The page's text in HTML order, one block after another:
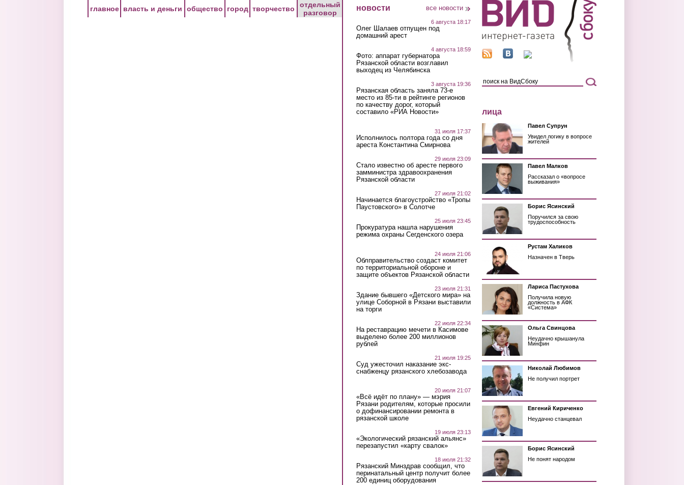
главное власть и деньги общество город творчество
отдельный
разговор
новости все новости
6 августа 18:17
Олег Шалаев отпущен под
домашний арест
4 августа 18:59
Фото: аппарат губернатора
Рязанской области возглавил
выходец из Челябинска
3 августа 19:36
Рязанская область заняла 73-е
место из 85-ти в рейтинге регионов
по качеству дорог, который
составило «РИА Новости»
31 июля 17:37
Исполнилось полтора года со дня
ареста Константина Смирнова
29 июля 23:09
Стало известно об аресте первого
замминистра здравоохранения
Рязанской области
27 июля 21:02
Начинается благоустройство «Тропы
Паустовского» в Солотче
25 июля 23:45
Прокуратура нашла нарушения
режима охраны Сегденского озера
24 июля 21:06
Облправительство создаст комитет
по территориальной обороне и
защите объектов Рязанской области
23 июля 21:31
Здание бывшего «Детского мира» на
улице Соборной в Рязани выставили
на торги
22 июля 22:34
На реставрацию мечети в Касимове
выделено более 200 миллионов
рублей
21 июля 19:25
Суд ужесточил наказание экс-
снабженцу рязанского хлебозавода
20 июля 21:07
«Всё идёт по плану» — мэрия
Рязани родителям, которые просили
о дофинансировании ремонта в
рязанской школе
19 июля 23:13
«Экологический рязанский альянс»
перезапустил «карту свалок»
18 июля 21:32
Рязанский Минздрав сообщил, что
перинатальный центр получит более
200 единиц оборудования
лица
Павел Супрун
Увидел логику в вопросе
жителей
Павел Малков
Рассказал о «вопросе
выживания»
Борис Ясинский
Поручился за свою
трудоспособность
Рустам Халиков
Назначен в Тверь
Лариса Пастухова
Получила новую
должность в АФК
«Система»
Ольга Свинцова
Неудачно крышанула
Минфин
Николай Любимов
Не получил портрет
Евгений Кириченко
Неудачно станцевал
Борис Ясинский
Не понят народом